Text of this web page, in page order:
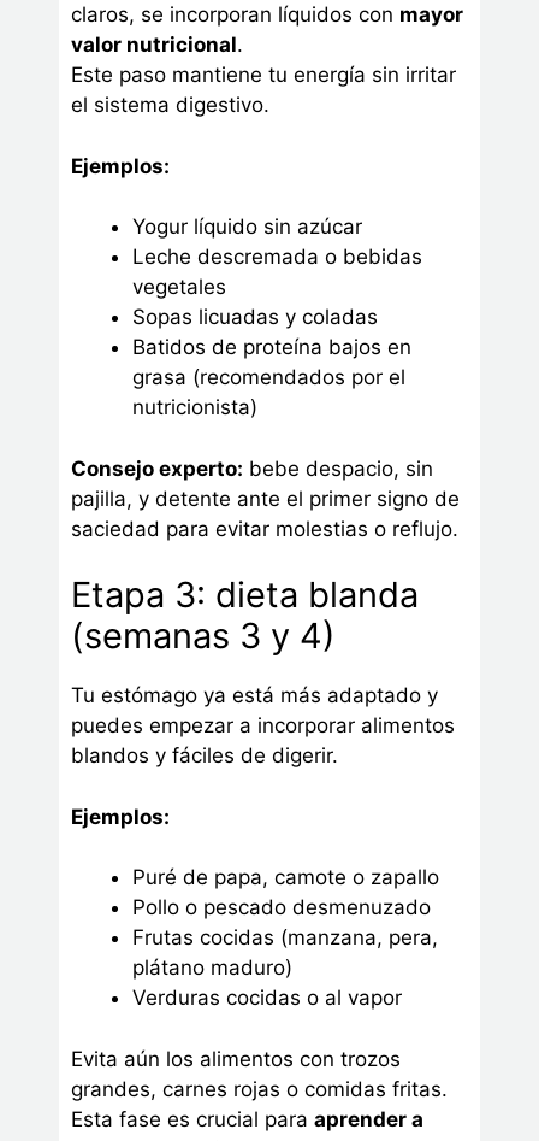
claros, se incorporan líquidos con mayor
valor nutricional.
Este paso mantiene tu energía sin irritar
el sistema digestivo.
Ejemplos:
Yogur líquido sin azúcar
Leche descremada o bebidas
vegetales
Sopas licuadas y coladas
Batidos de proteína bajos en
grasa (recomendados por el
nutricionista)
Consejo experto: bebe despacio, sin
pajilla, y detente ante el primer signo de
saciedad para evitar molestias o reflujo.
Etapa 3: dieta blanda
(semanas 3 y 4)
Tu estómago ya está más adaptado y
puedes empezar a incorporar alimentos
blandos y fáciles de digerir.
Ejemplos:
Puré de papa, camote o zapallo
Pollo o pescado desmenuzado
Frutas cocidas (manzana, pera,
plátano maduro)
Verduras cocidas o al vapor
Evita aún los alimentos con trozos
grandes, carnes rojas o comidas fritas.
Esta fase es crucial para aprender a